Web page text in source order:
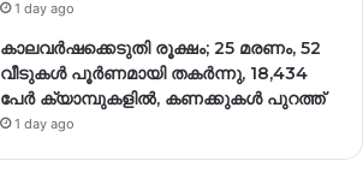
1 day ago
കാലവർഷക്കെടുതി രൂക്ഷം; 25 മരണം, 52
വീ‌ടുകൾ പൂർണമായി തകർന്നു, 18,434
പേർ ക്യാമ്പുകളിൽ, കണക്കുകൾ പുറത്ത്
1 day ago